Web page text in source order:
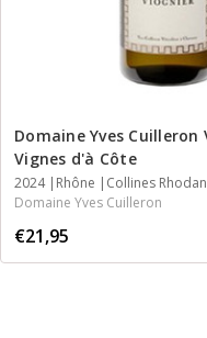
Domaine Yves Cuilleron
Vignes d'à Côte
2024 Rhône
Collines
Domaine Yves Cuilleron
€21,95